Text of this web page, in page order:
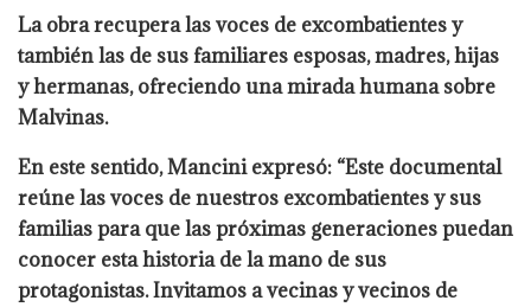
La obra recupera las voces de excombatientes y
también las de sus familiares esposas, madres, hijas
y hermanas, ofreciendo una mirada humana sobre
Malvinas.
En este sentido, Mancini expresó: “Este documental
reúne las voces de nuestros excombatientes y sus
familias para que las próximas generaciones puedan
conocer esta historia de la mano de sus
protagonistas. Invitamos a vecinas y vecinos de